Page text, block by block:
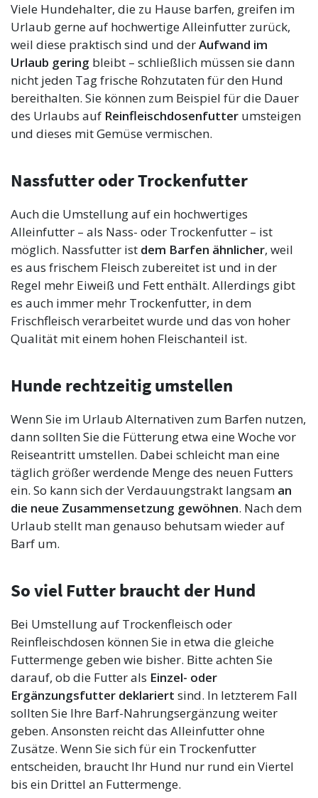
Viele Hundehalter, die zu Hause barfen, greifen im
Urlaub gerne auf hochwertige Alleinfutter zurück,
weil diese praktisch sind und derAufwand im
Urlaub gering bleibt – schließlich müssen sie dann
nicht jeden Tag frische Rohzutaten für den Hund
bereithalten. Sie können zum Beispiel für die Dauer
des Urlaubs auf Reinfleischdosenfutter umsteigen
und dieses mit Gemüse vermischen.
Nassfutter oder Trockenfutter
Auch die Umstellung auf ein hochwertiges
Alleinfutter – als Nass- oder Trockenfutter – ist
möglich. Nassfutter ist dem Barfen ähnlicher, weil
es aus frischem Fleisch zubereitet ist und in der
Regel mehr Eiweiß und Fett enthält. Allerdings gibt
es auch immer mehr Trockenfutter, in dem
Frischfleisch verarbeitet wurde und das von hoher
Qualität mit einem hohen Fleischanteil ist.
Hunde rechtzeitig umstellen
Wenn Sie im Urlaub Alternativen zum Barfen nutzen,
dann sollten Sie die Fütterung etwa eine Woche vor
Reiseantritt umstellen. Dabei schleicht man eine
täglich größer werdende Menge des neuen Futters
ein. So kann sich der Verdauungstrakt langsam an
die neue Zusammensetzung gewöhnen. Nach dem
Urlaub stellt man genauso behutsam wieder auf
Barf um.
So viel Futter braucht der Hund
Bei Umstellung auf Trockenfleisch oder
Reinfleischdosen können Sie in etwa die gleiche
Futtermenge geben wie bisher. Bitte achten Sie
darauf, ob die Futter als Einzel- oder
Ergänzungsfutter deklariert sind. In letzterem Fall
sollten Sie Ihre Barf-Nahrungsergänzung weiter
geben. Ansonsten reicht das Alleinfutter ohne
Zusätze. Wenn Sie sich für ein Trockenfutter
entscheiden, braucht Ihr Hund nur rund ein Viertel
bis ein Drittel an Futtermenge.